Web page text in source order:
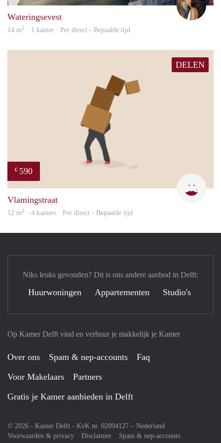
Wateringsevest
14 m2 · 1 kamer · Per direct - Bepaalde tijd
DELEN
€ 590
Vlamingstraat
12 m2 · 4 kamers · Per direct - Bepaalde tijd
Op Kamer Delft vind en verhuur je makkelijk je Kamer
Over ons Spam & nep-accounts
Faq
Voor Makelaars
Partners
Gratis je Kamer aanbieden in Delft
© 2026 - Kamer Delft - KvK nr. 02094127 – Nederland
Voorwaarden & privacy
Disclaimer
Spam & nep-accounts
Niks leuks gevonden? Dit is ons andere aanbod in Delft:
Huurwoningen Appartementen Studio's